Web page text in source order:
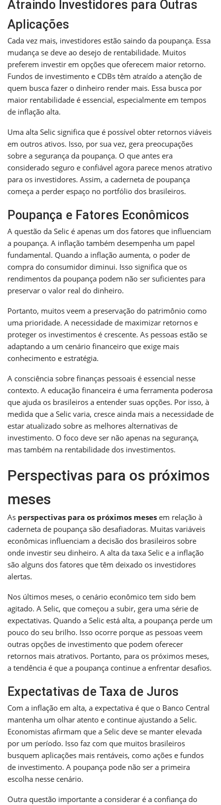
Atraindo Investidores para Outras
Aplicações
Cada vez mais, investidores estão saindo da poupança. Essa
mudança se deve ao desejo de rentabilidade. Muitos
preferem investir em opções que oferecem maior retorno.
Fundos de investimento e CDBs têm atraído a atenção de
quem busca fazer o dinheiro render mais. Essa busca por
maior rentabilidade é essencial, especialmente em tempos
de inflação alta.
Uma alta Selic significa que é possível obter retornos viáveis
em outros ativos. Isso, por sua vez, gera preocupações
sobre a segurança da poupança. O que antes era
considerado seguro e confiável agora parece menos atrativo
para os investidores. Assim, a caderneta de poupança
começa a perder espaço no portfólio dos brasileiros.
Poupança e Fatores Econômicos
A questão da Selic é apenas um dos fatores que influenciam
a poupança. A inflação também desempenha um papel
fundamental. Quando a inflação aumenta, o poder de
compra do consumidor diminui. Isso significa que os
rendimentos da poupança podem não ser suficientes para
preservar o valor real do dinheiro.
Portanto, muitos veem a preservação do patrimônio como
uma prioridade. A necessidade de maximizar retornos e
proteger os investimentos é crescente. As pessoas estão se
adaptando a um cenário financeiro que exige mais
conhecimento e estratégia.
A consciência sobre finanças pessoais é essencial nesse
contexto. A educação financeira é uma ferramenta poderosa
que ajuda os brasileiros a entender suas opções. Por isso, à
medida que a Selic varia, cresce ainda mais a necessidade de
estar atualizado sobre as melhores alternativas de
investimento. O foco deve ser não apenas na segurança,
mas também na rentabilidade dos investimentos.
Perspectivas para os próximos
meses
As perspectivas para os próximos meses em relação à
caderneta de poupança são desafiadoras. Muitas variáveis
econômicas influenciam a decisão dos brasileiros sobre
onde investir seu dinheiro. A alta da taxa Selic e a inflação
são alguns dos fatores que têm deixado os investidores
alertas.
Nos últimos meses, o cenário econômico tem sido bem
agitado. A Selic, que começou a subir, gera uma série de
expectativas. Quando a Selic está alta, a poupança perde um
pouco do seu brilho. Isso ocorre porque as pessoas veem
outras opções de investimento que podem oferecer
retornos mais atrativos. Portanto, para os próximos meses,
a tendência é que a poupança continue a enfrentar desafios.
Expectativas de Taxa de Juros
Com a inflação em alta, a expectativa é que o Banco Central
mantenha um olhar atento e continue ajustando a Selic.
Economistas afirmam que a Selic deve se manter elevada
por um período. Isso faz com que muitos brasileiros
busquem aplicações mais rentáveis, como ações e fundos
de investimento. A poupança pode não ser a primeira
escolha nesse cenário.
Outra questão importante a considerar é a confiança do